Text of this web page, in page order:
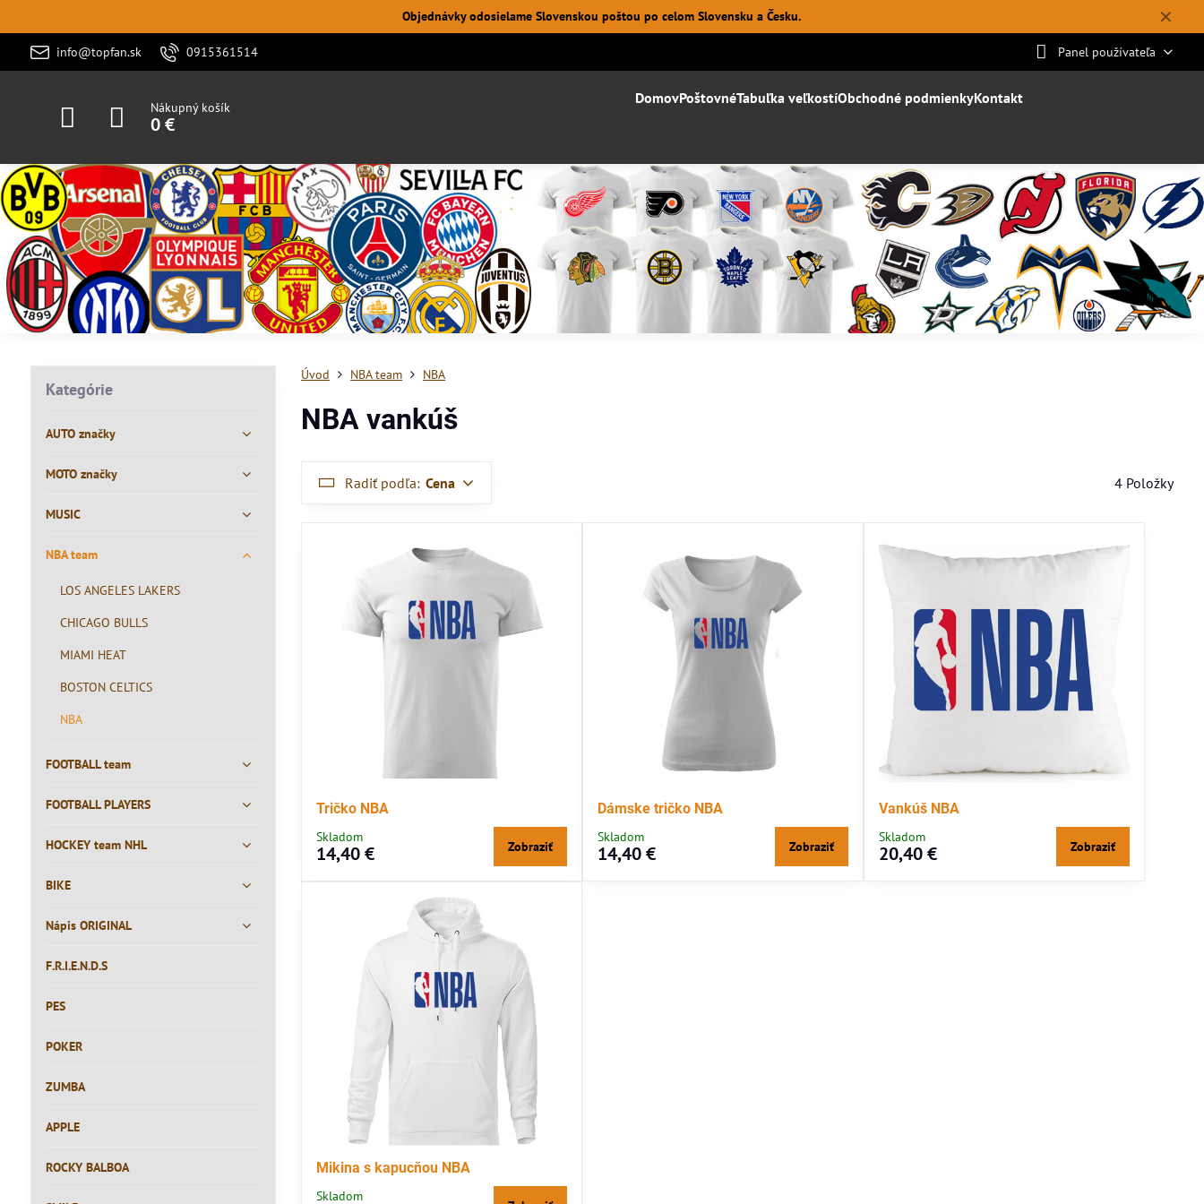
✕
Objednávky odosielame Slovenskou poštou po celom Slovensku a Česku.
info@topfan.sk 0915361514 Panel používateľa
Nákupný košík
0 €
DomovPoštovnéTabuľka veľkostíObchodné podmienkyKontakt
Úvod NBA team NBA
NBA vankúš
Radiť podľa: Cena 4 Položky
Tričko NBA
Skladom
14,40 € Zobraziť
Dámske tričko NBA
Skladom
14,40 € Zobraziť
Vankúš NBA
Skladom
20,40 € Zobraziť
Mikina s kapucňou NBA
Skladom
Kategórie
AUTO značky
MOTO značky
MUSIC
NBA team
LOS ANGELES LAKERS
CHICAGO BULLS
MIAMI HEAT
BOSTON CELTICS
NBA
FOOTBALL team
FOOTBALL PLAYERS
HOCKEY team NHL
BIKE
Nápis ORIGINAL
F.R.I.E.N.D.S
PES
POKER
ZUMBA
APPLE
ROCKY BALBOA